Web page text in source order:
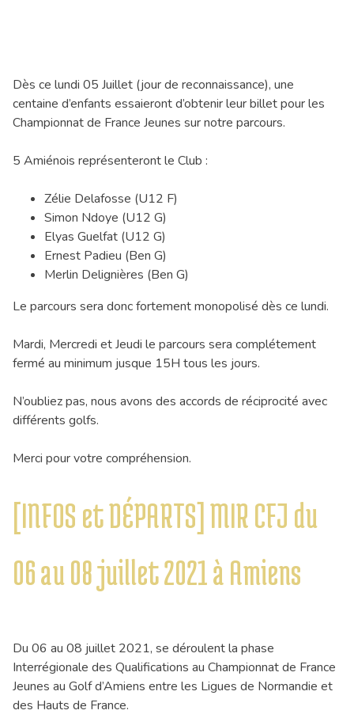
Dès ce lundi 05 Juillet (jour de reconnaissance), une
centaine d’enfants essaieront d’obtenir leur billet pour les
Championnat de France Jeunes sur notre parcours.
5 Amiénois représenteront le Club :
Zélie Delafosse (U12 F)
Simon Ndoye (U12 G)
Elyas Guelfat (U12 G)
Ernest Padieu (Ben G)
Merlin Delignières (Ben G)
Le parcours sera donc fortement monopolisé dès ce lundi.
Mardi, Mercredi et Jeudi le parcours sera complétement
fermé au minimum jusque 15H tous les jours.
N’oubliez pas, nous avons des accords de réciprocité avec
différents golfs.
Merci pour votre compréhension.
[INFOS et DÉPARTS] MIR CFJ du
06 au 08 juillet 2021 à Amiens
Du 06 au 08 juillet 2021, se déroulent la phase
Interrégionale des Qualifications au Championnat de France
Jeunes au Golf d’Amiens entre les Ligues de Normandie et
des Hauts de France.